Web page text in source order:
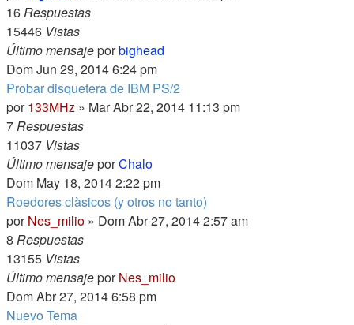
16Respuestas
15446 Vistas
Último mensajeporbighead
Dom Jun 29, 2014 6:24 pm
Probar disquetera de IBM PS/2
por133MHz » Mar Abr 22, 2014 11:13 pm
7Respuestas
11037 Vistas
Último mensajeporChalo
Dom May 18, 2014 2:22 pm
Roedores clàsicos (y otros no tanto)
porNes_milio » Dom Abr 27, 2014 2:57 am
8 Respuestas
13155 Vistas
Último mensajeporNes_milio
Dom Abr 27, 2014 6:58 pm
Nuevo Tema